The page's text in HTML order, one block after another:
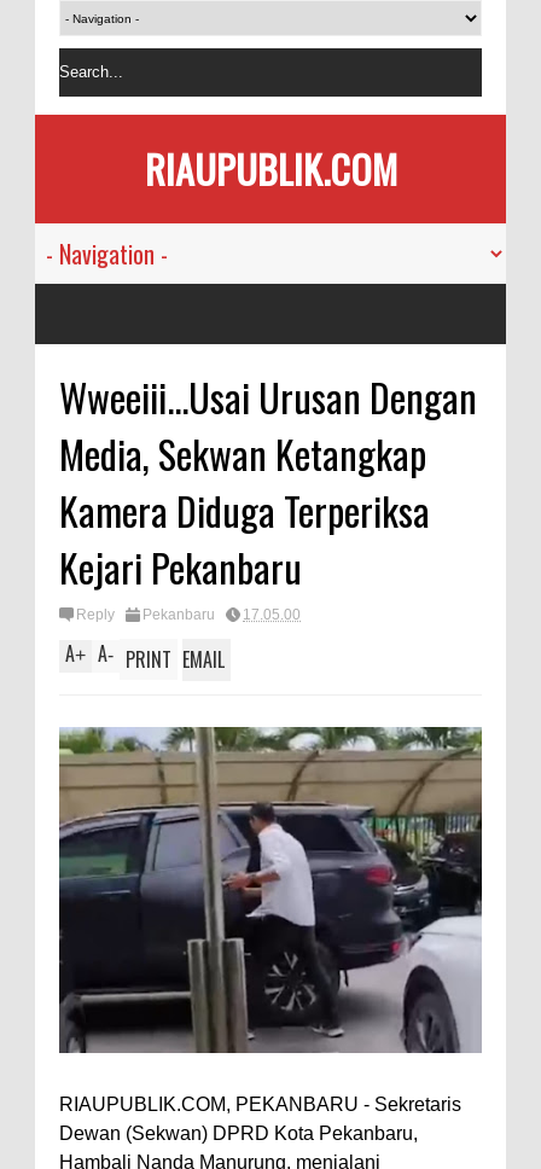
RIAUPUBLIK.COM
Wweeiii...Usai Urusan Dengan
Media, Sekwan Ketangkap
Kamera Diduga Terperiksa
Kejari Pekanbaru
Reply Pekanbaru 17.05.00
A+ A- PRINT EMAIL
RIAUPUBLIK.COM, PEKANBARU - Sekretaris
Dewan (Sekwan) DPRD Kota Pekanbaru,
Hambali Nanda Manurung, menjalani